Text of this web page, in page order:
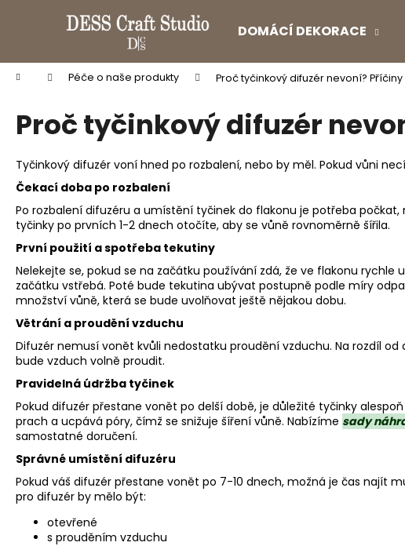
DOMÁCÍ DEKORACE
Domů Péče o naše produkty Proč tyčinkový difuzér nevoní?
Proč tyčinkový difuzér
Tyčinkový difuzér voní hned po rozbalení, nebo by měl. Pokud vůni
Čekací doba po rozbalení
Po rozbalení difuzéru a umístění tyčinek do flakonu je potřeba
tyčinky po prvních 1-2 dnech otočíte, aby se vůně rovnoměrně šířila.
První použití a spotřeba tekutiny
Nelekejte se, pokud se na začátku používání zdá, že ve flakonu
začátku vstřebá. Poté bude tekutina ubývat postupně podle míry
množství vůně, která se bude uvolňovat ještě nějakou dobu.
Větrání a proudění vzduchu
Difuzér nemusí vonět kvůli nedostatku proudění vzduchu. Na rozdíl
bude vzduch volně proudit.
Pravidelná údržba tyčinek
Pokud difuzér přestane vonět po delší době, je důležité tyčinky
prach a ucpává póry, čímž se snižuje šíření vůně. Nabízíme sady
samostatné doručení.
Správné umístění difuzéru
Pokud váš difuzér přestane vonět po 7-10 dnech, možná je čas najít
pro difuzér by mělo být:
otevřené
s prouděním vzduchu
í
do
obchodu
do
obchodu
Co
VONNÁ SÓJOVÁ SVÍČKA | PRAŽSKÁ
ZAHRADA 190 G
759 Kč
1 359 Kč